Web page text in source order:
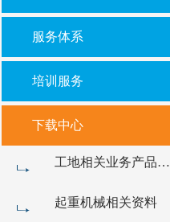
服务体系
培训服务
下载中心
工地相关业务产品手册
起重机械相关资料